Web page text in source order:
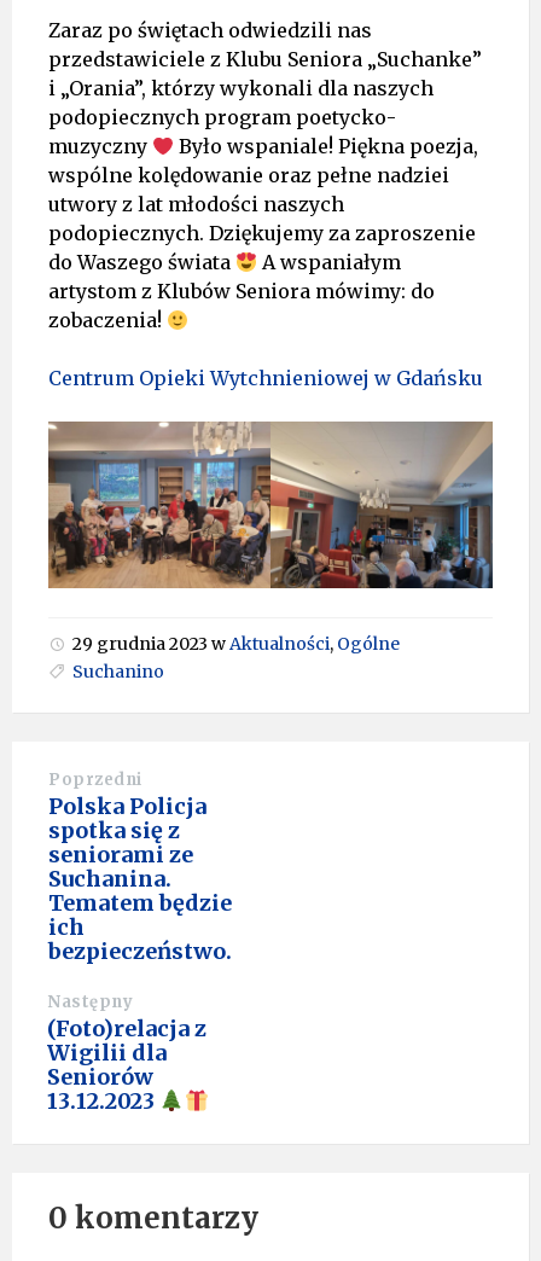
Zaraz po świętach odwiedzili nas
przedstawiciele z Klubu Seniora „Suchanke”
i „Orania”, którzy wykonali dla naszych
podopiecznych program poetycko-
muzyczny
Było wspaniale! Piękna poezja,
wspólne kolędowanie oraz pełne nadziei
utwory z lat młodości naszych
podopiecznych. Dziękujemy za zaproszenie
do Waszego świata
A wspaniałym
artystom z Klubów Seniora mówimy: do
zobaczenia!
Centrum Opieki Wytchnieniowej w Gdańsku
29 grudnia 2023 wAktualności, Ogólne
Suchanino
Poprzedni
Polska Policja
spotka się z
seniorami ze
Suchanina.
Tematem będzie
ich
bezpieczeństwo.
Następny
(Foto)relacja z
Wigilii dla
Seniorów
13.12.2023
0 komentarzy